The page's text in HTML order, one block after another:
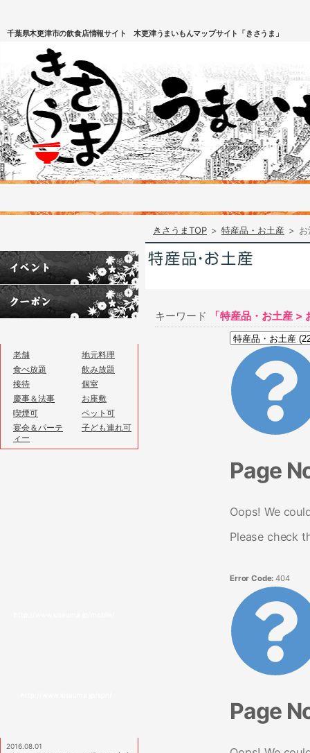
千葉県木更津市の飲食店情報サイト 木更津うまいもんマップサイト「きさうま」
老舗
地元料理
食べ放題
飲み放題
接待
個室
慶事＆法事
お座敷
喫煙可
ペット可
宴会＆パーテ
ィー
子ども連れ可
2016.08.01
きさうまTOP > 特産品・お土産 >
キーワード 「特産品・お土産 >
Page
Oops! We
Please check
Error Code: 404
Page